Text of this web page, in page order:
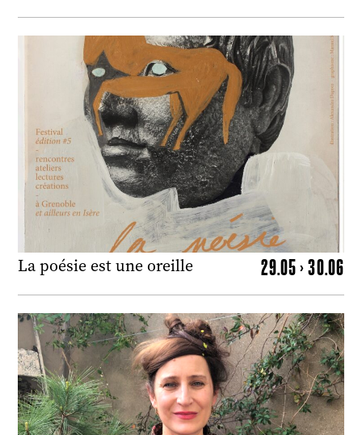
La poésie est une oreille 29.05 > 30.06